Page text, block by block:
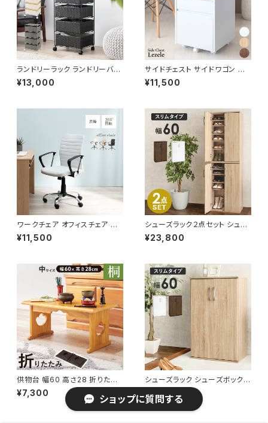
ショップに質問する
ランドリーラック ランドリーバス
ケット ランドリーワゴン 洗濯カ
ゴ キャスター付 ランドリー収納
¥13,000
サイドチェスト サイドワゴン デ
スクチェスト デスクワゴン オフ
ィス収納 サイドキャビネット 新
¥11,500
ワークチェア オフィスチェア イ
ス チェア 椅子 いす デザイナー
ズ
¥11,500
シューズラック２点セット シュー
ズボックス 下駄箱 靴箱 玄関収
納 新生活 模様替え 幅60
¥23,800
供物台 幅60 高さ28 折りたた
み式 供養机 お供え机 お供え台
御供物台 お経 仏壇 仏事 仏具
経机 葬儀 法事 お供え物 桐材
¥7,300
シューズラック シューズボックス
下駄箱 靴箱 玄関収納 玄関整理
新生活 模様替え 幅60
¥12,300